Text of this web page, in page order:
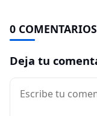
0 COMENTARIOS
Deja tu
Comentario